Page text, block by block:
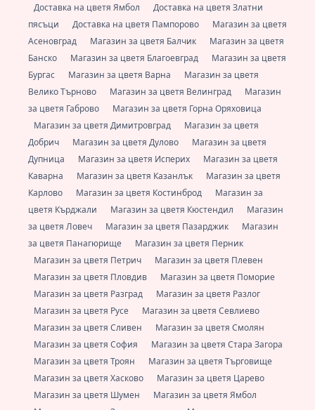
Доставка на цветя Ямбол
Доставка на цветя Златни
пясъци
Доставка на цветя Пампорово
Магазин за цветя
Асеновград
Магазин за цветя Балчик
Магазин за цветя
Банско
Магазин за цветя Благоевград
Магазин за цветя
Бургас
Магазин за цветя Варна
Магазин за цветя
Велико Търново
Магазин за цветя Велинград
Магазин
за цветя Габрово
Магазин за цветя Горна Оряховица
Магазин за цветя Димитровград
Магазин за цветя
Добрич
Магазин за цветя Дулово
Магазин за цветя
Дупница
Магазин за цветя Исперих
Магазин за цветя
Каварна
Магазин за цветя Казанлък
Магазин за цветя
Карлово
Магазин за цветя Костинброд
Магазин за
цветя Кърджали
Магазин за цветя Кюстендил
Магазин
за цветя Ловеч
Магазин за цветя Пазарджик
Магазин
за цветя Панагюрище
Магазин за цветя Перник
Магазин за цветя Петрич
Магазин за цветя Плевен
Магазин за цветя Пловдив
Магазин за цветя Поморие
Магазин за цветя Разград
Магазин за цветя Разлог
Магазин за цветя Русе
Магазин за цветя Севлиево
Магазин за цветя Сливен
Магазин за цветя Смолян
Магазин за цветя София
Магазин за цветя Стара Загора
Магазин за цветя Троян
Магазин за цветя Търговище
Магазин за цветя Хасково
Магазин за цветя Царево
Магазин за цветя Шумен
Магазин за цветя Ямбол